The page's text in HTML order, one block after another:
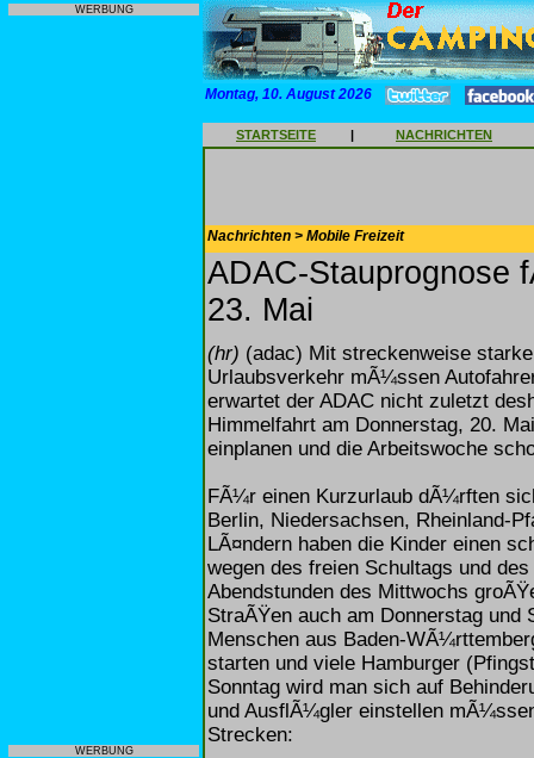
WERBUNG
WERBUNG
Montag, 10. August 2026
STARTSEITE | NACHRICHTEN
Nachrichten > Mobile Freizeit
ADAC-Stauprognose
23. Mai
(hr) (adac) Mit streckenweise
Urlaubsverkehr mÃ¼ssen
erwartet der ADAC nicht zuletzt
Himmelfahrt am Donnerstag, 20.
einplanen und die Arbeitswoche
FÃ¼r einen Kurzurlaub dÃ¼rften
Berlin, Niedersachsen, Rheinland-
LÃ¤ndern haben die Kinder einen
wegen des freien Schultags und
Abendstunden des Mittwochs
StraÃŸen auch am Donnerstag
Menschen aus Baden-
starten und viele Hamburger
Sonntag wird man sich auf
und AusflÃ¼gler einstellen
Strecken: